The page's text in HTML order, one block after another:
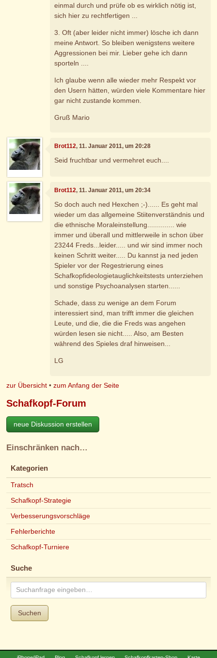
einmal durch und prüfe ob es wirklich nötig ist,
sich hier zu rechtfertigen ...
3. Oft (aber leider nicht immer) lösche ich dann
meine Antwort. So bleiben wenigstens weitere
Aggressionen bei mir. Lieber gehe ich dann
sporteln ....
Ich glaube wenn alle wieder mehr Respekt vor
den Usern hätten, würden viele Kommentare hier
gar nicht zustande kommen.
Gruß Mario
Brot112, 11. Januar 2011, um 20:28
Seid fruchtbar und vermehret euch....
Brot112, 11. Januar 2011, um 20:34
So doch auch ned Hexchen ;-)...... Es geht mal
wieder um das allgemeine Stiitenverständnis und
die ethnische Moraleinstellung.............. wie
immer und überall und mittlerweile in schon über
23244 Freds...leider..... und wir sind immer noch
keinen Schritt weiter..... Du kannst ja ned jeden
Spieler vor der Regestrierung eines
Schafkopfideologietauglichkeitstests unterziehen
und sonstige Psychoanalysen starten......
Schade, dass zu wenige an dem Forum
interessiert sind, man trifft immer die gleichen
Leute, und die, die die Freds was angehen
würden lesen sie nicht..... Also, am Besten
während des Spieles draf hinweisen...
LG
zur Übersicht •zum Anfang der Seite
Schafkopf-Forum
neue Diskussion erstellen
Einschränken nach…
Kategorien
Tratsch
Schafkopf-Strategie
Verbesserungsvorschläge
Fehlerberichte
Schafkopf-Turniere
Suche
Suchen